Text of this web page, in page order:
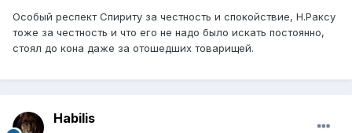
Особый респект Спириту за честность и спокойствие, Н.Раксу
тоже за честность и что его не надо было искать постоянно,
стоял до кона даже за отошедших товарищей.
Habilis